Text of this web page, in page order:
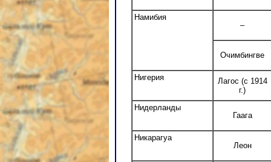
Намибия
–
Очимбингве
Нигерия
Лагос (с 1914
г.)
Нидерланды
Гаага
Никарагуа
Леон